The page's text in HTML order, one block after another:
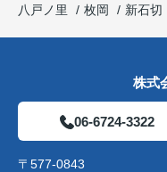
八戸ノ里
枚岡 新石切
株式
06-6724-3322
〒577-0843